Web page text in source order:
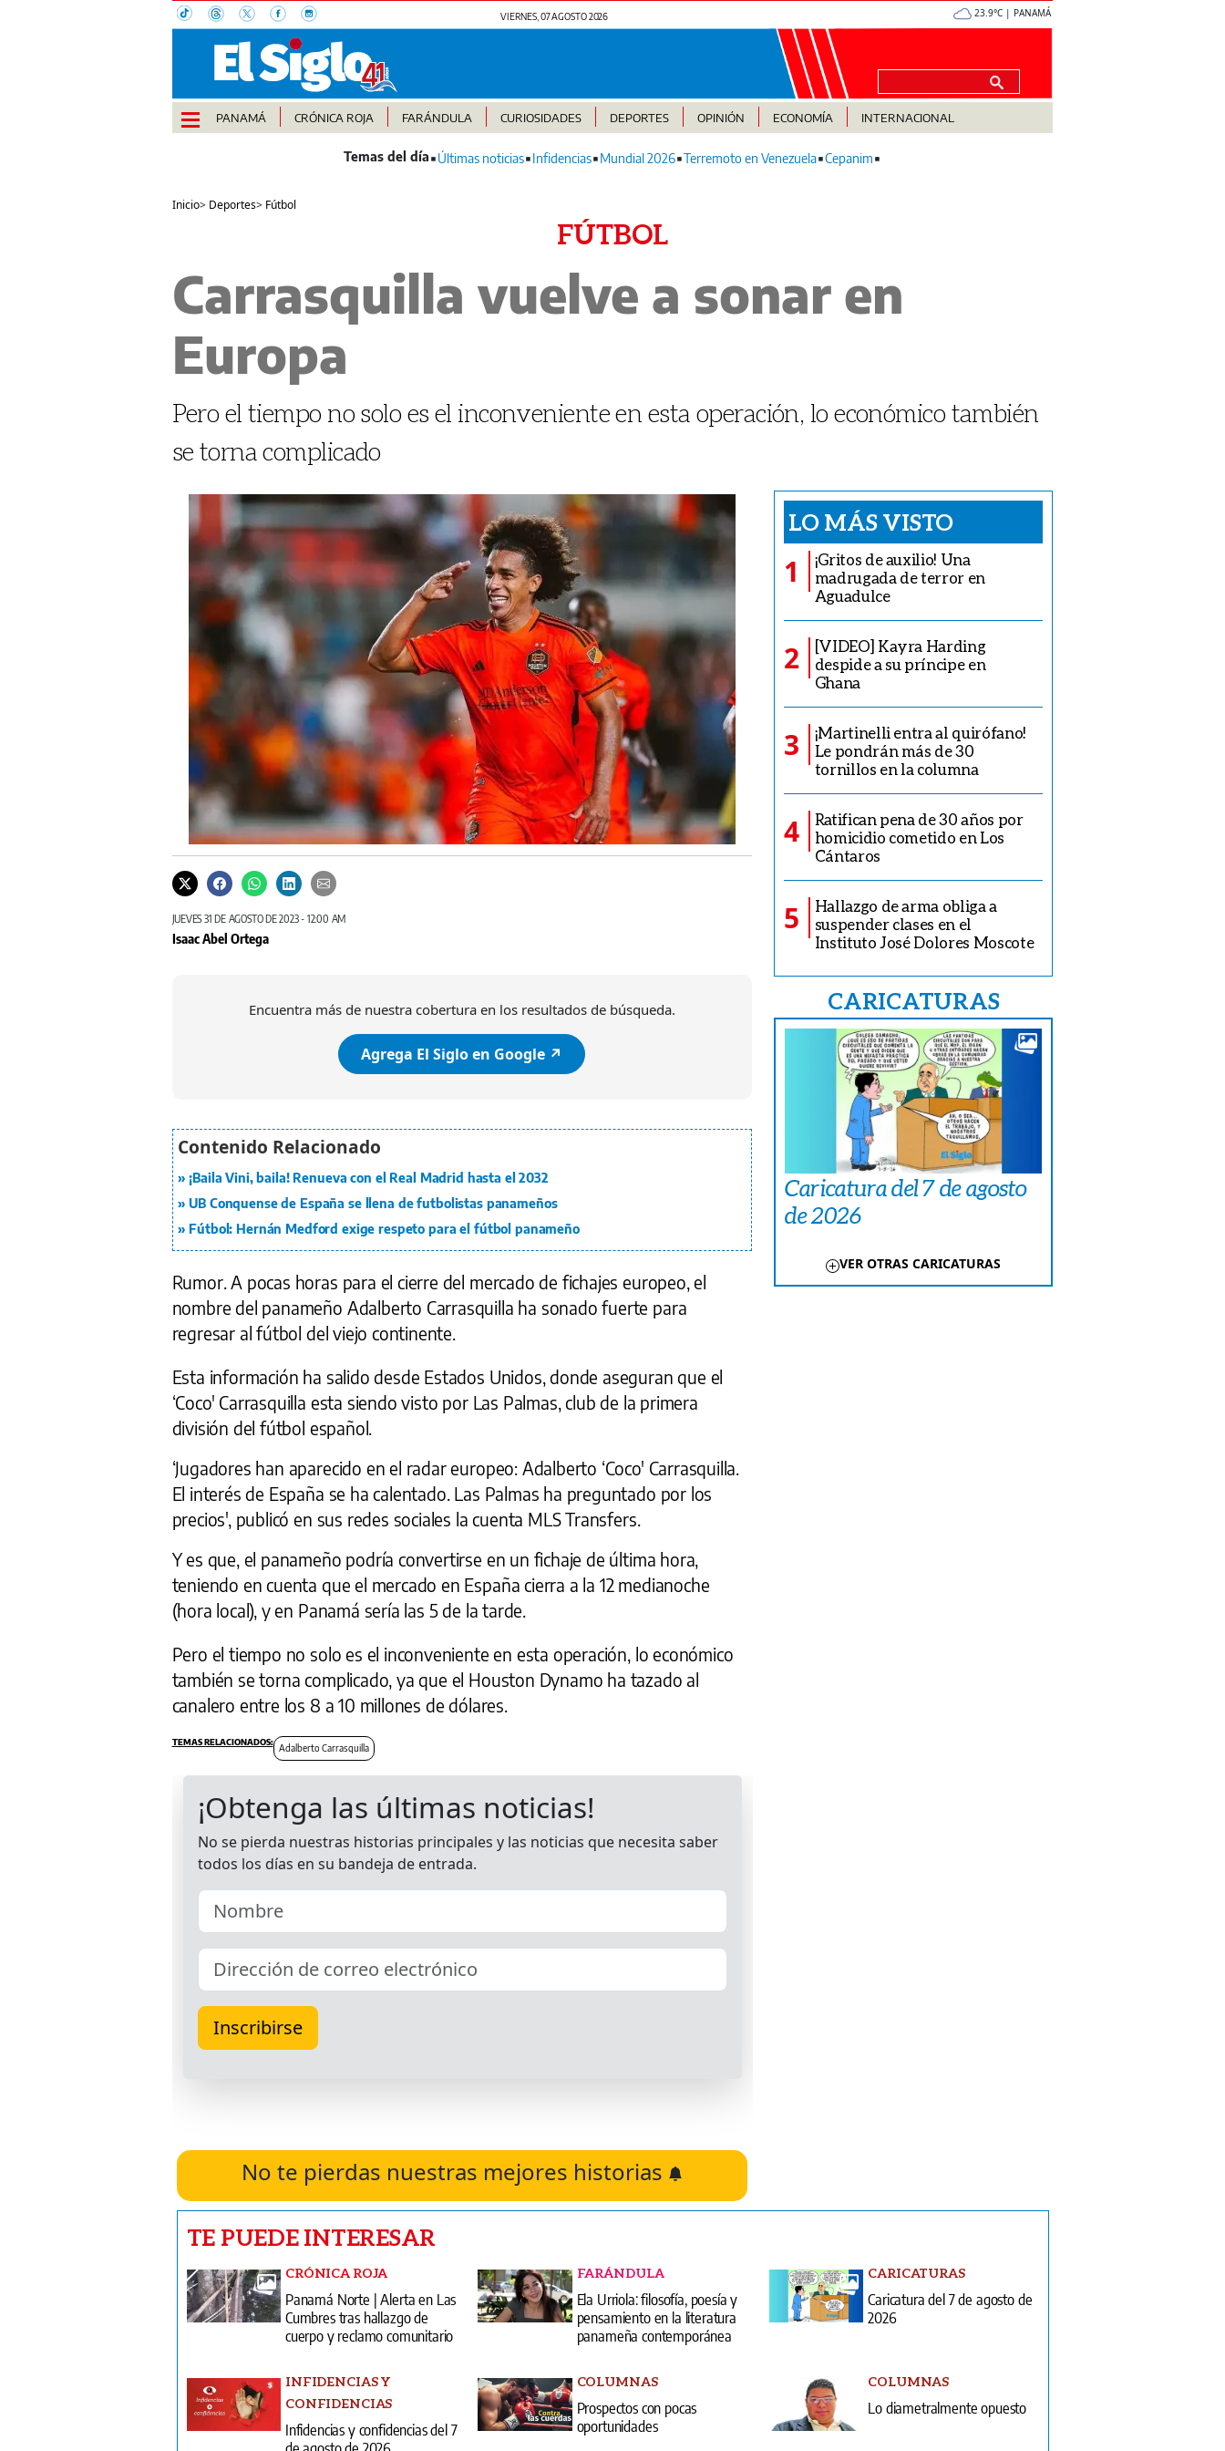
VIERNES, 07 AGOSTO 2026 23.9°C | PANAMÁ
PANAMÁ CRÓNICA ROJA FARÁNDULA CURIOSIDADES DEPORTES OPINIÓN ECONOMÍA INTERNACIONAL
Últimas noticias Infidencias Mundial 2026 Terremoto en Venezuela Cepanim
Inicio> Deportes> Fútbol
FÚTBOL
Carrasquilla vuelve a sonar en
Europa
Pero el tiempo no solo es el inconveniente en esta operación, lo económico también
se torna complicado
JUEVES 31 DE AGOSTO DE 2023 - 12:00 AM
Isaac Abel Ortega
Encuentra más de nuestra cobertura en los resultados de búsqueda.
Agrega El Siglo en Google ↗️
¡Baila Vini, baila! Renueva con el Real Madrid hasta el 2032
UB Conquense de España se llena de futbolistas panameños
Fútbol: Hernán Medford exige respeto para el fútbol panameño
Rumor. A pocas horas para el cierre del mercado de fichajes europeo, el
nombre del panameño Adalberto Carrasquilla ha sonado fuerte para
regresar al fútbol del viejo continente.
Esta información ha salido desde Estados Unidos, donde aseguran que el
‘Coco' Carrasquilla esta siendo visto por Las Palmas, club de la primera
división del fútbol español.
‘Jugadores han aparecido en el radar europeo: Adalberto ‘Coco' Carrasquilla.
El interés de España se ha calentado. Las Palmas ha preguntado por los
precios', publicó en sus redes sociales la cuenta MLS Transfers.
Y es que, el panameño podría convertirse en un fichaje de última hora,
teniendo en cuenta que el mercado en España cierra a la 12 medianoche
(hora local), y en Panamá sería las 5 de la tarde.
Pero el tiempo no solo es el inconveniente en esta operación, lo económico
también se torna complicado, ya que el Houston Dynamo ha tazado al
canalero entre los 8 a 10 millones de dólares.
Adalberto Carrasquilla
No te pierdas nuestras mejores historias
LO MÁS VISTO
1
¡Gritos de auxilio! Una
madrugada de terror en
Aguadulce
2
[VIDEO] Kayra Harding
despide a su príncipe en
Ghana
3
¡Martinelli entra al quirófano!
Le pondrán más de 30
tornillos en la columna
4
Ratifican pena de 30 años por
homicidio cometido en Los
Cántaros
5
Hallazgo de arma obliga a
suspender clases en el
Instituto José Dolores Moscote
CARICATURAS
Caricatura del 7 de agosto
de 2026
VER OTRAS CARICATURAS
TE PUEDE INTERESAR
CRÓNICA ROJA
Panamá Norte | Alerta en Las
Cumbres tras hallazgo de
cuerpo y reclamo comunitario
FARÁNDULA
Ela Urriola: filosofía, poesía y
pensamiento en la literatura
panameña contemporánea
CARICATURAS
Caricatura del 7 de agosto de
2026
INFIDENCIAS Y
CONFIDENCIAS
Infidencias y confidencias del 7
COLUMNAS
Prospectos con pocas
oportunidades
COLUMNAS
Lo diametralmente opuesto